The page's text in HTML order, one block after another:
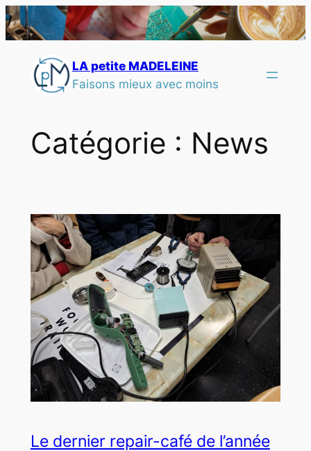
LA petite MADELEINE
Faisons mieux avec moins
Catégorie : News
Le dernier repair-café de l’année